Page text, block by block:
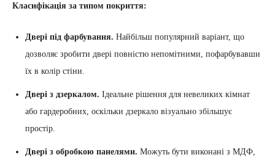
Класифікація за типом покриття:
Двері під фарбування. Найбільш популярний варіант, що
дозволяє зробити двері повністю непомітними, пофарбувавши
їх в колір стіни.
Двері з дзеркалом. Ідеальне рішення для невеликих кімнат
або гардеробних, оскільки дзеркало візуально збільшує
простір.
Двері з обробкою панелями. Можуть бути виконані з МДФ,